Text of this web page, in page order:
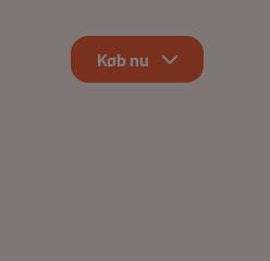
Køb nu